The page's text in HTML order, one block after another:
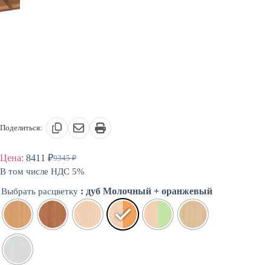
Поделиться:
Цена: 9345₽
Первоначальная
цена
9345 ₽.
8411 ₽Текущая
цена:
В том числе НДС 5%
Выбрать расцветку : дуб Молочный + оранжевый